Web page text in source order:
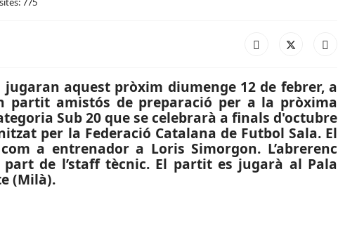
jugaran aquest pròxim diumenge 12 de febrer, a
partit amistós de preparació per a la pròxima
Sub 20 que se celebrarà a finals d'octubre
per la Federació Catalana de Futbol Sala. El
a entrenador a Loris Simorgon. L’abrerenc
de l’staff tècnic. El partit es jugarà al Pala
(Milà).